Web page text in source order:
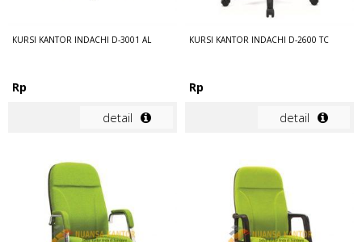
KURSI KANTOR INDACHI D-3001 AL
Rp
detail
KURSI KANTOR INDACHI D-2600 TC
Rp
detail